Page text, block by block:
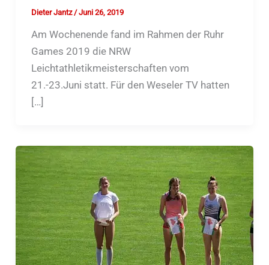
Dieter Jantz /Juni 26, 2019
Am Wochenende fand im Rahmen der Ruhr
Games 2019 die NRW
Leichtathletikmeisterschaften vom
21.-23.Juni statt. Für den Weseler TV hatten
[…]